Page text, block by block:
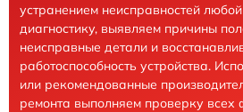
устранением неисправностей
диагностику, выявляем причины
неисправные детали и
работоспособность устройства.
или рекомендованные
ремонта выполняем проверку всех